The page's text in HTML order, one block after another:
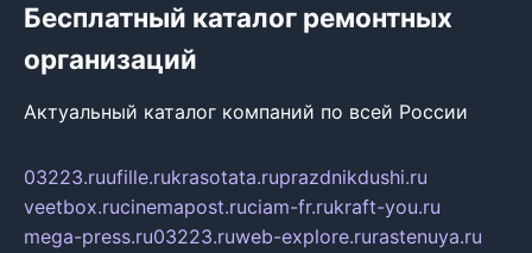
Бесплатный каталог ремонтных
организаций
Актуальный каталог компаний по всей России
03223.ruufille.rukrasotata.ruprazdnikdushi.ru
veetbox.rucinemapost.ruciam-fr.rukraft-you.ru
mega-press.ru03223.ruweb-explore.rurastenuya.ru